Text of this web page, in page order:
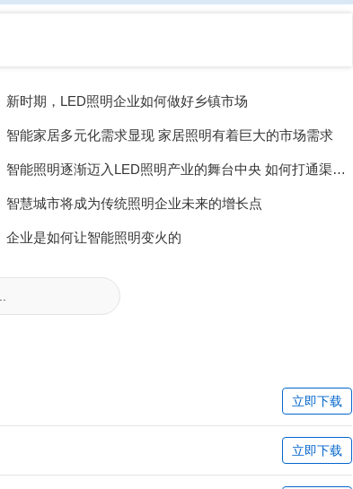
新时期，LED照明企业如何做好乡镇市场
智能家居多元化需求显现 家居照明有着巨大的市场需求
智能照明逐渐迈入LED照明产业的舞台中央 如何打通渠道成企业关注焦点
智慧城市将成为传统照明企业未来的增长点
企业是如何让智能照明变火的
立即下载
立即下载